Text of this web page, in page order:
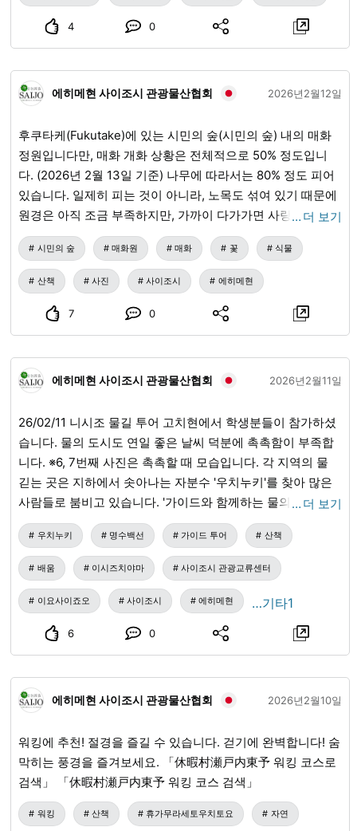
4 0
에히메현 사이조시 관광물산협회 2026년2월12일
후쿠타케(Fukutake)에 있는 시민의 숲(시민의 숲) 내의 매화
정원입니다만, 매화 개화 상황은 전체적으로 50% 정도입니
다. (2026년 2월 13일 기준) 나무에 따라서는 80% 정도 피어
있습니다. 일제히 피는 것이 아니라, 노목도 섞여 있기 때문에
원경은 아직 조금 부족하지만, 가까이 다가가면 사랑스러운
꽃을 즐길 수 있습니다. 날씨가 좋은 날에 방문해 보세요. 장
소:〒793-0036 에히메현(에히메현) 사이조시(사이조시) 후
쿠타케 오츠(후쿠타케 오츠) 50-9 후쿠타케(Fukutake) 시민
의 숲(Citizens’ Forest)에 위치한 매화 숲은 현재 전체적으로
약 50% 정도 개화했습니다(2026년 2월 13일 기준). 일부 나
무는 약 80% 정도 개화했습니다. 나무들이 한꺼번에 피지 않
고 오래된 나무들도 섞여 있기 때문에 멀리서 보는 경치는 아
직 절정은 아닙니다. 그러나 더 가까이 걸어가면 매력적인 꽃
을 가까이에서 즐길 수 있습니다. 화창한 날에 방문하는 것을
추천합니다. 위치: 50-9 Fukutake Otsu, Saijo City, Ehime
793-0036, Japan
… 더 보기
시민의 숲 매화원 매화 꽃 식물
산책 사진 사이조시 에히메현
7 0
에히메현 사이조시 관광물산협회 2026년2월11일
26/02/11 니시조 물길 투어 고치현에서 학생분들이 참가하셨
습니다. 물의 도시도 연일 좋은 날씨 덕분에 촉촉함이 부족합
니다. ※6, 7번째 사진은 촉촉할 때 모습입니다. 각 지역의 물
긷는 곳은 지하에서 솟아나는 자분수 '우치누키'를 찾아 많은
사람들로 붐비고 있습니다. '가이드와 함께하는 물의 도시 니
시조 물길 투어'는 '이마도키 니시조'에서 검색하세요.
… 더 보기
우치누키 명수백선 가이드 투어 산책
배움 이시즈치야마 사이조시 관광교류센터
이요사이죠오 사이조시 에히메현 …기타1
6 0
에히메현 사이조시 관광물산협회 2026년2월10일
워킹에 추천! 절경을 즐길 수 있습니다. 걷기에 완벽합니다! 숨
막히는 풍경을 즐겨보세요. 「休暇村瀬戸内東予 워킹 코스로
검색」 「休暇村瀬戸内東予 워킹 코스 검색」
워킹 산책 휴가무라세토우치토요 자연